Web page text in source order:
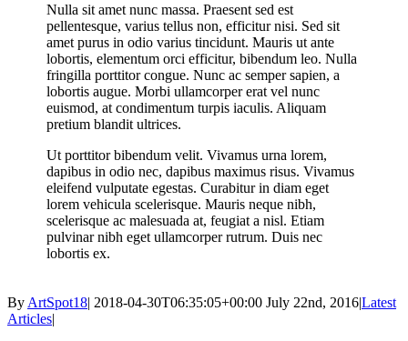
Nulla sit amet nunc massa. Praesent sed est
pellentesque, varius tellus non, efficitur nisi. Sed sit
amet purus in odio varius tincidunt. Mauris ut ante
lobortis, elementum orci efficitur, bibendum leo. Nulla
fringilla porttitor congue. Nunc ac semper sapien, a
lobortis augue. Morbi ullamcorper erat vel nunc
euismod, at condimentum turpis iaculis. Aliquam
pretium blandit ultrices.
Ut porttitor bibendum velit. Vivamus urna lorem,
dapibus in odio nec, dapibus maximus risus. Vivamus
eleifend vulputate egestas. Curabitur in diam eget
lorem vehicula scelerisque. Mauris neque nibh,
scelerisque ac malesuada at, feugiat a nisl. Etiam
pulvinar nibh eget ullamcorper rutrum. Duis nec
lobortis ex.
By ArtSpot18| 2018-04-30T06:35:05+00:00 July 22nd, 2016|Latest
Articles|